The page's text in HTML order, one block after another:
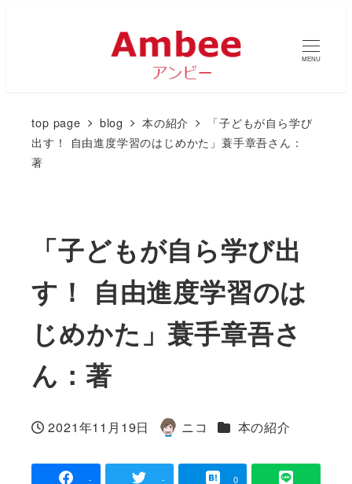
MENU
top page blog 本の紹介
「子どもが自ら学び
出す！ 自由進度学習のはじめかた」蓑手章吾さん：
著
「子どもが自ら学び出
す！ 自由進度学習のは
じめかた」蓑手章吾さ
ん：著
投稿日
2021年11月19日
著
ニコ カテゴリー
本の紹介
- - 0